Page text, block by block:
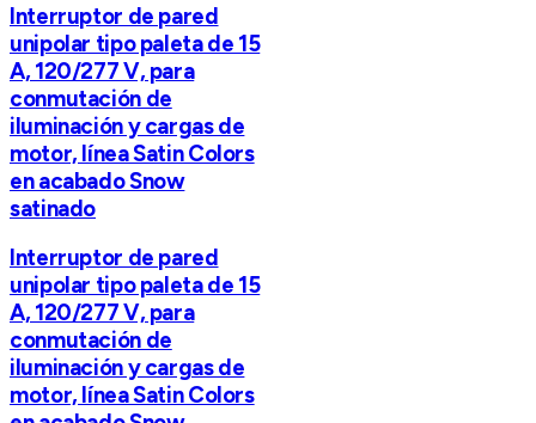
Interruptor de pared
unipolar tipo paleta de 15
A, 120/277 V, para
conmutación de
iluminación y cargas de
motor, línea Satin Colors
en acabado Snow
satinado
Interruptor de pared
unipolar tipo paleta de 15
A, 120/277 V, para
conmutación de
iluminación y cargas de
motor, línea Satin Colors